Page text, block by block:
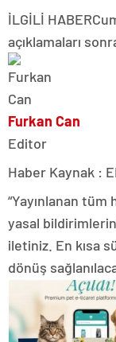
İLGİLİ HABER
açıklamaları
Furkan Can
Editor
Haber Kaynak :
“Yayınlanan
yasal
iletiniz. En kısa
dönüş